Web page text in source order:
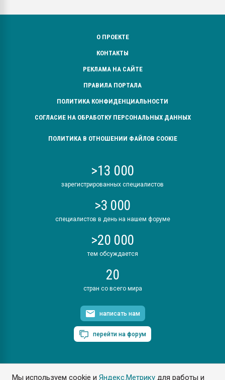
Мы используем cookie иЯндекс.Метрику для работы и
О ПРОЕКТЕ
КОНТАКТЫ
РЕКЛАМА НА САЙТЕ
ПРАВИЛА ПОРТАЛА
ПОЛИТИКА КОНФИДЕНЦИАЛЬНОСТИ
СОГЛАСИЕ НА ОБРАБОТКУ ПЕРСОНАЛЬНЫХ ДАННЫХ
ПОЛИТИКА В ОТНОШЕНИИ ФАЙЛОВ COOKIE
>13 000
зарегистрированных специалистов
>3 000
специалистов в день на нашем форуме
>20 000
тем обсуждается
20
стран со всего мира
написать нам
перейти на форум
ПластЭксперт © 2006. Все права защищены